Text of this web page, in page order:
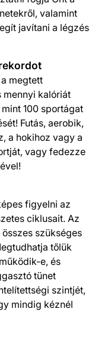
valamint
javítani a légzés
megtett
mennyi kalóriát
100 sportágat
Futás, aerobik,
a hokihoz vagy a
vagy fedezze
figyelni az
ciklusait. Az
szükséges
tőlük
e, és
tünet
szintjét,
mindig kéznél